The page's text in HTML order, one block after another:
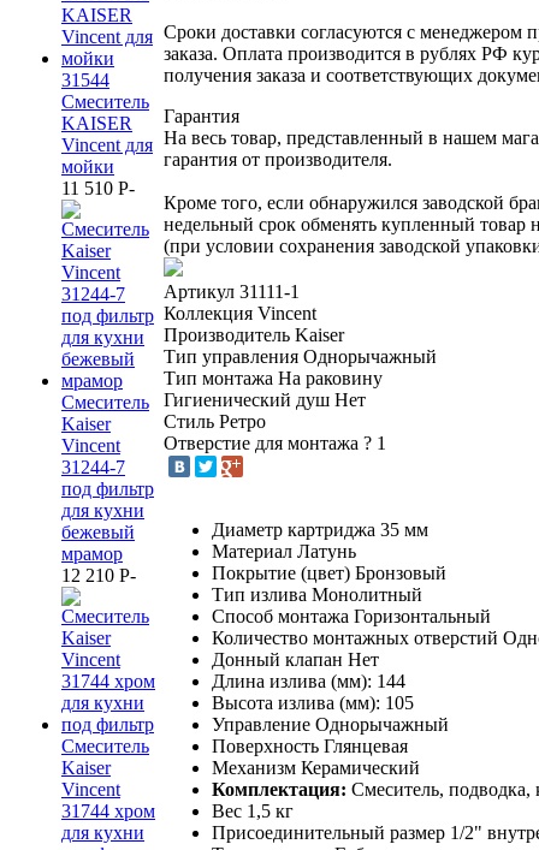
31544
Смеситель
KAISER
Vincent для
мойки
11 510 P-
Смеситель
Kaiser
Vincent
31244-7
под фильтр
для кухни
бежевый
мрамор
12 210 P-
Смеситель
Kaiser
Vincent
31744 хром
для кухни
Сроки доставки согласуются с менеджером
заказа. Оплата производится в рублях РФ
получения заказа и соответствующих
Гарантия
На весь товар, представленный в нашем
гарантия от производителя.
Кроме того, если обнаружился заводской
недельный срок обменять купленный товар
(при условии сохранения заводской
Артикул 31111-1
Коллекция Vincent
Производитель Kaiser
Тип управления Однорычажный
Тип монтажа На раковину
Гигиенический душ Нет
Стиль Ретро
Отверстие для монтажа ? 1
Диаметр картриджа 35 мм
Материал Латунь
Покрытие (цвет) Бронзовый
Тип излива Монолитный
Способ монтажа Горизонтальный
Количество монтажных отверстий
Донный клапан Нет
Длина излива (мм): 144
Высота излива (мм): 105
Управление Однорычажный
Поверхность Глянцевая
Механизм Керамический
Комплектация: Смеситель, подводка,
Вес 1,5 кг
Присоединительный размер 1/2"